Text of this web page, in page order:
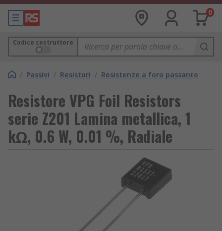
0
Codice costruttore
/ Passivi / Resistori / Resistenze a foro passante
Resistore VPG Foil Resistors
serie Z201 Lamina metallica, 1
kΩ, 0.6 W, 0.01 %, Radiale